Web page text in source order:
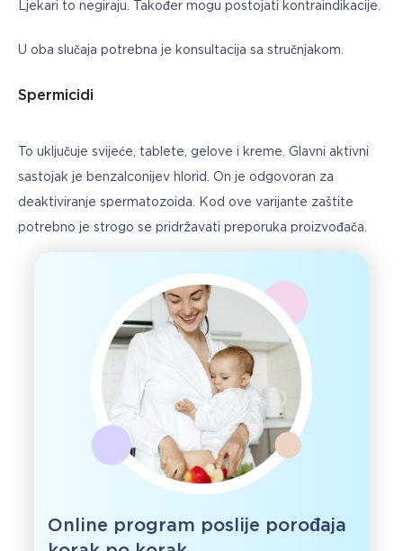
Ljekari to negiraju. Također mogu postojati kontraindikacije.
U oba slučaja potrebna je konsultacija sa stručnjakom.
Spermicidi
To uključuje svijeće, tablete, gelove i kreme. Glavni aktivni
sastojak je benzalconijev hlorid. On je odgovoran za
deaktiviranje spermatozoida. Kod ove varijante zaštite
potrebno je strogo se pridržavati preporuka proizvođača.
Online program poslije porođaja